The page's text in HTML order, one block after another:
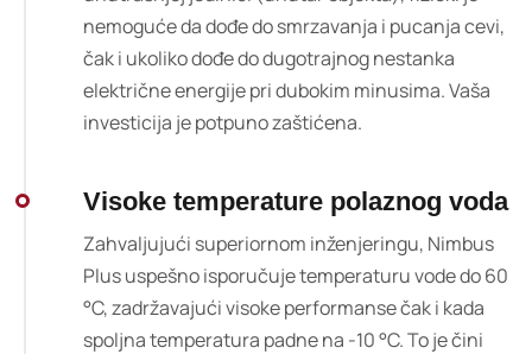
nemoguće da dođe do smrzavanja i pucanja cevi,
čak i ukoliko dođe do dugotrajnog nestanka
električne energije pri dubokim minusima. Vaša
investicija je potpuno zaštićena.
Visoke temperature polaznog voda
Zahvaljujući superiornom inženjeringu, Nimbus
Plus uspešno isporučuje temperaturu vode do 60
°C, zadržavajući visoke performanse čak i kada
spoljna temperatura padne na -10 °C. To je čini